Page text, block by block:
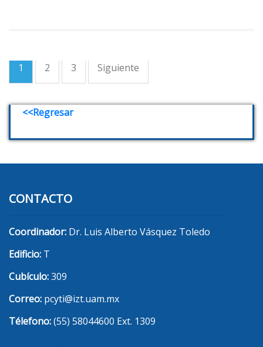
1 2 3 Siguiente
<<Regresar
CONTACTO
Coordinador: Dr. Luis Alberto Vásquez Toledo
Edificio: T
Cubículo:309
Correo: pcyti@izt.uam.mx
Télefono:(55) 58044600 Ext. 1309